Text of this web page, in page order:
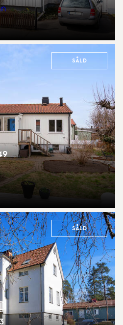
Såld
Såld